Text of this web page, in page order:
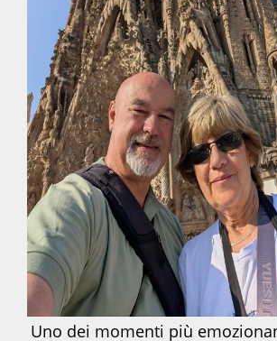
Uno dei momenti più